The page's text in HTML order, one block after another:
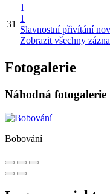
31
1
1
Slavnostní přivítání
Zobrazit všechny
Fotogalerie
Náhodná fotogalerie
Bobování